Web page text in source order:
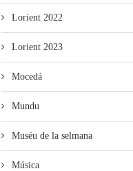
Lorient 2022
Lorient 2023
Mocedá
Mundu
Muséu de la selmana
Música